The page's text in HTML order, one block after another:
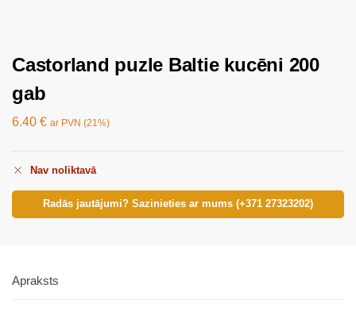
Castorland puzle Baltie kucēni 200
gab
6.40 € ar PVN (21%)
Nav noliktavā
Radās jautājumi? Sazinieties ar mums (+371 27323202)
Apraksts